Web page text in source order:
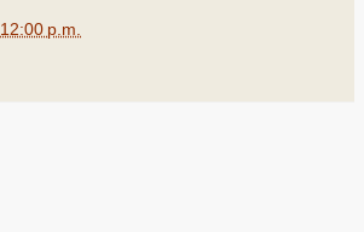
12:00 p.m.